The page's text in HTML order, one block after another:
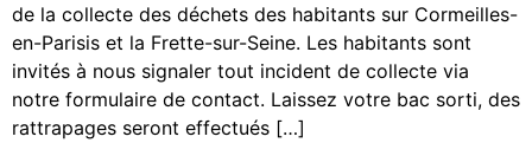
de la collecte des déchets des habitants sur Cormeilles-
en-Parisis et la Frette-sur-Seine. Les habitants sont
invités à nous signaler tout incident de collecte via
notre formulaire de contact. Laissez votre bac sorti, des
rattrapages seront effectués […]